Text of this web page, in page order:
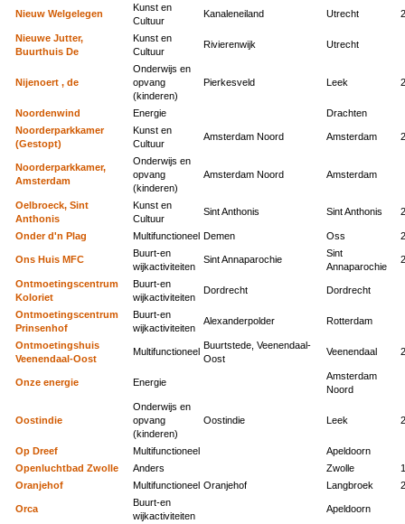
Nieuw Welgelegen
Kunst en
Cultuur
Kanaleneiland Utrecht
Nieuwe Jutter,
Buurthuis De
Kunst en
Cultuur
Rivierenwijk Utrecht
Nijenoert , de
Onderwijs en
opvang
(kinderen)
Pierkesveld Leek
Noordenwind Energie
Drachten
Noorderparkkamer
(Gestopt)
Kunst en
Cultuur
Amsterdam Noord Amsterdam
Noorderparkkamer,
Amsterdam
Onderwijs en
opvang
(kinderen)
Amsterdam Noord Amsterdam
Oelbroeck, Sint
Anthonis
Kunst en
Cultuur
Sint Anthonis Sint Anthonis
Onder d'n Plag Multifunctioneel Demen Oss
Ons Huis MFC
Buurt-en
wijkactiviteiten
Sint Annaparochie
Sint
Annaparochie
Ontmoetingscentrum
Koloriet
Buurt-en
wijkactiviteiten
Dordrecht Dordrecht
Ontmoetingscentrum
Prinsenhof
Buurt-en
wijkactiviteiten
Alexanderpolder Rotterdam
Ontmoetingshuis
Veenendaal-Oost
Multifunctioneel
Buurtstede, Veenendaal-
Oost
Veenendaal
Onze energie Energie
Amsterdam
Noord
Oostindie
Onderwijs en
opvang
(kinderen)
Oostindie Leek
Op Dreef Multifunctioneel
Apeldoorn
Openluchtbad Zwolle
Anders Zwolle
Oranjehof
Multifunctioneel Oranjehof Langbroek
Orca
Buurt-en
wijkactiviteiten
Apeldoorn